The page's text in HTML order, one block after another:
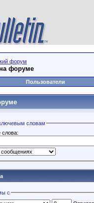
форум
форуме
Пользователи
словам
с